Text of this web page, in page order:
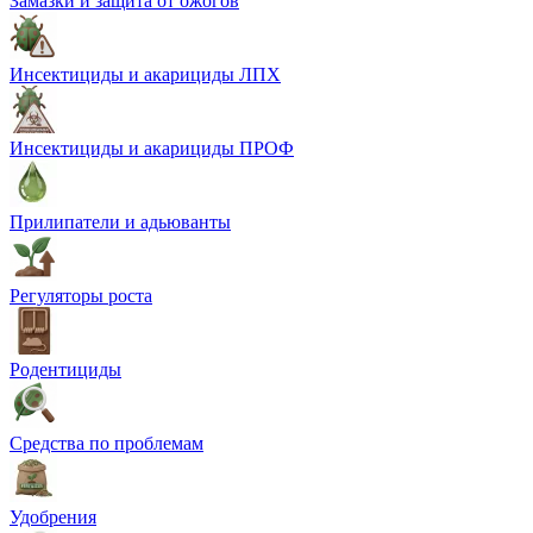
Инсектициды и акарициды ЛПХ
Инсектициды и акарициды ПРОФ
Прилипатели и адьюванты
Регуляторы роста
Родентициды
Средства по проблемам
Удобрения